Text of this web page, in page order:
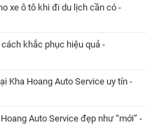
xe ô tô khi đi du lịch cần có -
khắc phục hiệu quả -
Kha Hoang Auto Service uy tín -
Auto Service đẹp như “mới” -